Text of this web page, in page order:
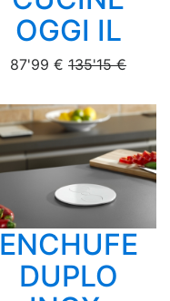
OGGI IL
87'99 € 135'15 €
ENCHUFE
DUPLO